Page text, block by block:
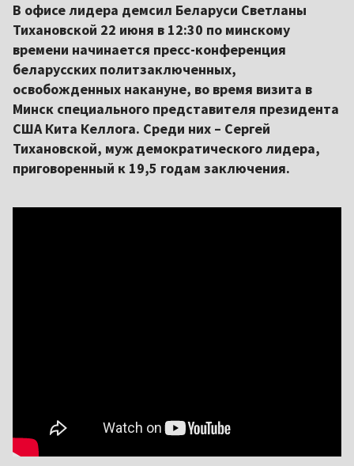
В офисе лидера демсил Беларуси Светланы
Тихановской 22 июня в 12:30 по минскому
времени начинается пресс-конференция
беларусских политзаключенных,
освобожденных накануне, во время визита в
Минск специального представителя президента
США Кита Келлога. Среди них – Сергей
Тихановской, муж демократического лидера,
приговоренный к 19,5 годам заключения.